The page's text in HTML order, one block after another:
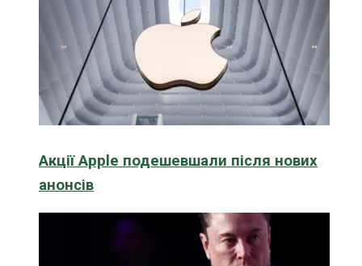
Акції Apple подешевшали після нових
анонсів